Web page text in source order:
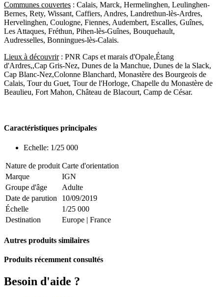
Communes couvertes : Calais, Marck, Hermelinghen, Leulinghen-
Bernes, Rety, Wissant, Caffiers, Andres, Landrethun-lès-Ardres,
Hervelinghen, Coulogne, Fiennes, Audembert, Escalles, Guînes,
Les Attaques, Fréthun, Pihen-lès-Guînes, Bouquehault,
Audresselles, Bonningues-lès-Calais.
Lieux à découvrir: PNR Caps et marais d'Opale,Étang
d'Ardres,,Cap Gris-Nez, Dunes de la Manchue, Dunes de la Slack,
Cap Blanc-Nez,Colonne Blanchard, Monastère des Bourgeois de
Calais, Tour du Guet, Tour de l'Horloge, Chapelle du Monastère de
Beaulieu, Fort Mahon, Château de Blacourt, Camp de César.
Caractéristiques principales
Echelle: 1/25 000
Nature de produit Carte d'orientation
Marque
IGN
Groupe d'âge
Adulte
Date de parution
10/09/2019
Échelle
1/25 000
Destination
Europe | France
Autres produits similaires
Produits récemment consultés
Besoin d'aide ?